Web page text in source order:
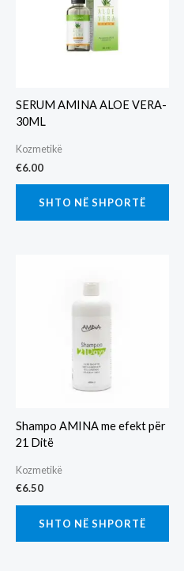
SERUM AMINA ALOE VERA-
30ML
Kozmetikë
€6.00
SHTO NË SHPORTË
Shampo AMINA me efekt për
21 Ditë
Kozmetikë
€6.50
SHTO NË SHPORTË